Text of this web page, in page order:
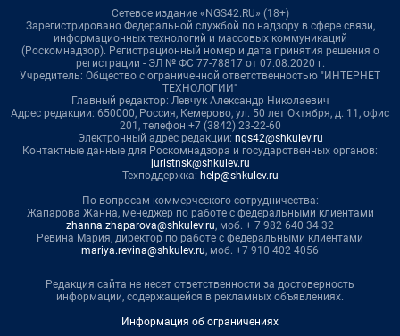
Сетевое издание «NGS42.RU» (18+)
Зарегистрировано Федеральной службой по надзору в сфере связи,
информационных технологий и массовых коммуникаций
(Роскомнадзор). Регистрационный номер и дата принятия решения о
регистрации - ЭЛ № ФС 77-78817 от 07.08.2020 г.
Учредитель: Общество с ограниченной ответственностью "ИНТЕРНЕТ
ТЕХНОЛОГИИ"
Главный редактор: Левчук Александр Николаевич
Адрес редакции: 650000, Россия, Кемерово, ул. 50 лет Октября, д. 11, офис
201, телефон +7 (3842) 23-22-60
Электронный адрес редакции: ngs42@shkulev.ru
Контактные данные для Роскомнадзора и государственных органов:
juristnsk@shkulev.ru
Техподдержка: help@shkulev.ru
По вопросам коммерческого сотрудничества:
Жапарова Жанна, менеджер по работе с федеральными клиентами
zhanna.zhaparova@shkulev.ru, моб. + 7 982 640 34 32
Ревина Мария, директор по работе с федеральными клиентами
mariya.revina@shkulev.ru, моб. +7 910 402 4056
Редакция сайта не несет ответственности за достоверность
информации, содержащейся в рекламных объявлениях.
Информация об ограничениях